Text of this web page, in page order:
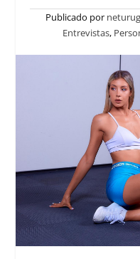
Publicado por
Entrevistas,